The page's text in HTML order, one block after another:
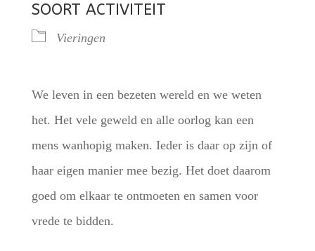
SOORT ACTIVITEIT
Vieringen
We leven in een bezeten wereld en we weten
het. Het vele geweld en alle oorlog kan een
mens wanhopig maken. Ieder is daar op zijn of
haar eigen manier mee bezig. Het doet daarom
goed om elkaar te ontmoeten en samen voor
vrede te bidden.